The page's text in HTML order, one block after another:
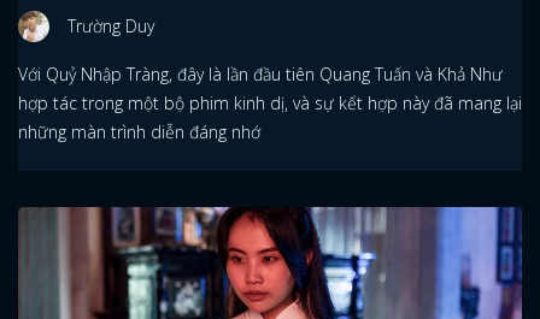
Trường Duy
Với Quỷ Nhập Tràng, đây là lần đầu tiên Quang Tuấn và Khả Như
hợp tác trong một bộ phim kinh dị, và sự kết hợp này đã mang lại
những màn trình diễn đáng nhớ